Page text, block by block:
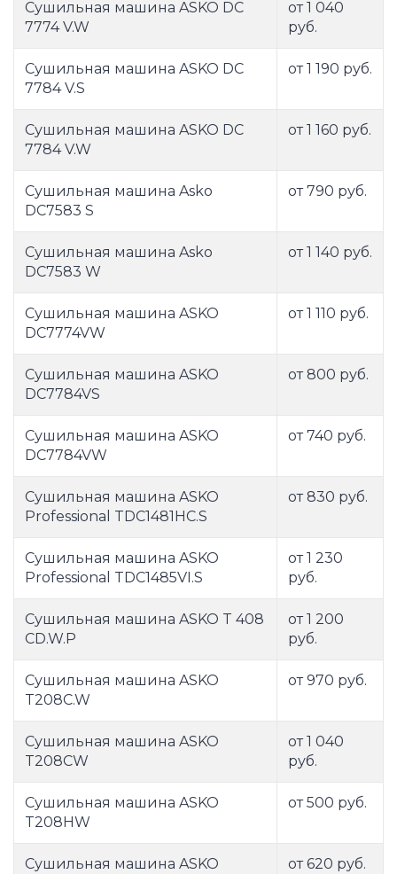
Сушильная машина ASKO DC
7774 V.W
от 1 040
руб.
Сушильная машина ASKO DC
7784 V.S
от 1 190 руб.
Сушильная машина ASKO DC
7784 V.W
от 1 160 руб.
Сушильная машина Asko
DC7583 S
от 790 руб.
Сушильная машина Asko
DC7583 W
от 1 140 руб.
Сушильная машина ASKO
DC7774VW
от 1 110 руб.
Сушильная машина ASKO
DC7784VS
от 800 руб.
Сушильная машина ASKO
DC7784VW
от 740 руб.
Сушильная машина ASKO
Professional TDC1481HC.S
от 830 руб.
Сушильная машина ASKO
Professional TDC1485VI.S
от 1 230
руб.
Сушильная машина ASKO T 408
CD.W.P
от 1 200
руб.
Сушильная машина ASKO
T208C.W
от 970 руб.
Сушильная машина ASKO
T208CW
от 1 040
руб.
Сушильная машина ASKO
T208HW
от 500 руб.
Сушильная машина ASKO
от 620 руб.